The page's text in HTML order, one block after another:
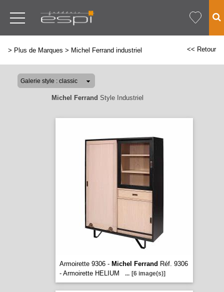
> Plus de Marques > Michel Ferrand industriel << Retour
Michel Ferrand Style Industriel
Armoirette 9306 - Michel Ferrand Réf. 9306
- Armoirette HELIUM
... [6 image(s)]